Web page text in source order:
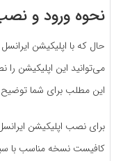
نحوه ورود و
حال که با اپلیکیشن
می‌توانید این اپلیکیشن
این مطلب برای شما توضیح
برای نصب اپلیکیشن
کافیست نسخه مناسب با